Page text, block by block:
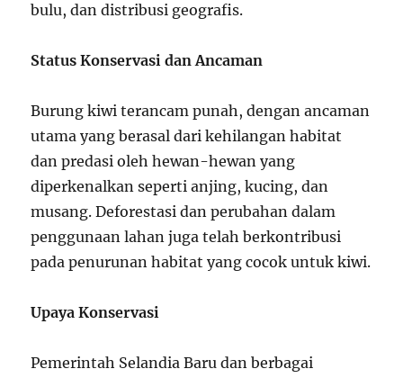
bulu, dan distribusi geografis.
Status Konservasi dan Ancaman
Burung kiwi terancam punah, dengan ancaman
utama yang berasal dari kehilangan habitat
dan predasi oleh hewan-hewan yang
diperkenalkan seperti anjing, kucing, dan
musang. Deforestasi dan perubahan dalam
penggunaan lahan juga telah berkontribusi
pada penurunan habitat yang cocok untuk kiwi.
Upaya Konservasi
Pemerintah Selandia Baru dan berbagai